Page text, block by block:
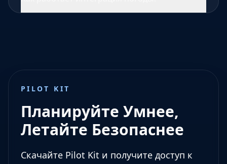
PILOT KIT
Планируйте Умнее,
Летайте Безопаснее
Скачайте Pilot Kit и получите доступ к